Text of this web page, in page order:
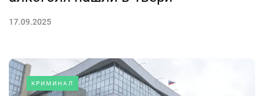
17.09.2025
КРИМИНАЛ